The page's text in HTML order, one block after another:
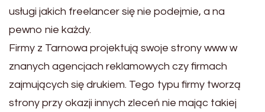
usługi jakich freelancer się nie podejmie, a na
pewno nie każdy.
Firmy z Tarnowa projektują swoje strony www w
znanych agencjach reklamowych czy firmach
zajmujących się drukiem. Tego typu firmy tworzą
strony przy okazji innych zleceń nie mając takiej